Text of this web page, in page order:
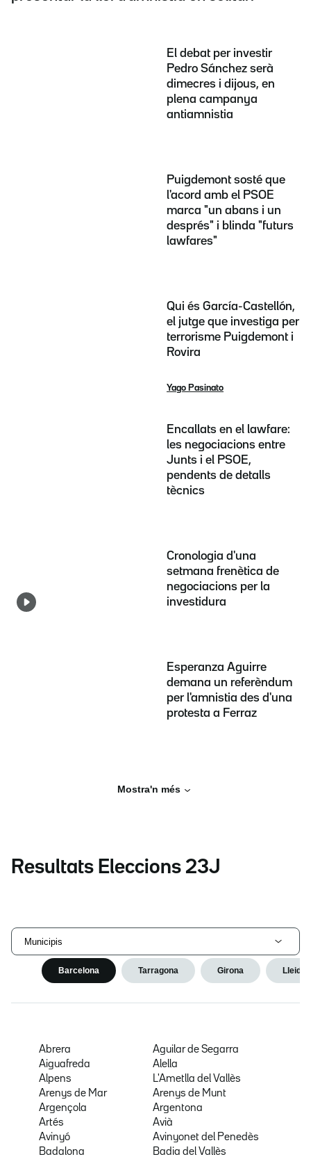
El debat per investir
Pedro Sánchez serà
dimecres i dijous, en
plena campanya
antiamnistia
Puigdemont sosté que
l'acord amb el PSOE
marca "un abans i un
després" i blinda "futurs
lawfares"
Qui és García-Castellón,
el jutge que investiga per
terrorisme Puigdemont i
Rovira
Yago Pasinato
Encallats en el lawfare:
les negociacions entre
Junts i el PSOE,
pendents de detalls
tècnics
Cronologia d'una
setmana frenètica de
negociacions per la
investidura
Esperanza Aguirre
demana un referèndum
per l'amnistia des d'una
protesta a Ferraz
Mostra'n més
Resultats Eleccions 23J
Municipis
Barcelona Tarragona Girona Lleida
Abrera
Aguilar de Segarra
Aiguafreda
Alella
Alpens
L'Ametlla del Vallès
Arenys de Mar
Arenys de Munt
Argençola
Argentona
Artés
Avià
Avinyó
Avinyonet del Penedès
Badalona
Badia del Vallès